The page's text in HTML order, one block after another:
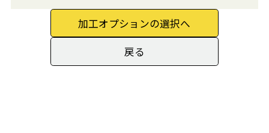
戻る
加工オプションの選択へ